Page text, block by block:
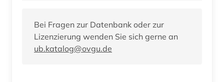
Bei Fragen zur Datenbank oder zur
Lizenzierung wenden Sie sich gerne an
ub.katalog@ovgu.de